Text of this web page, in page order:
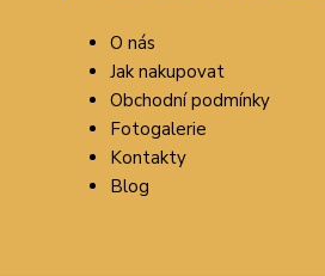
O nás
Jak nakupovat
Obchodní podmínky
Fotogalerie
Kontakty
Blog